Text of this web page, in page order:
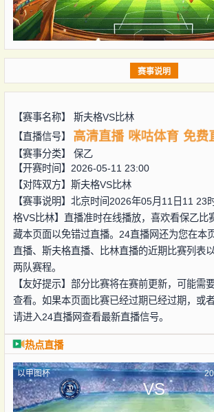
赛事说明
【赛事名称】 斯夫格VS比林
【直播信号】
高清直播 咪咕体育 免费
【赛事分类】 保乙
【开赛时间】2026-05-11 23:00
【对阵双方】 斯夫格VS比林
【赛事说明】北京时间2026年05月11日11 23
格VS比林】直播准时在线播放，喜欢看保乙比
藏本页面以免错过直播。24直播网还为您在本
直播、斯夫格直播、比林直播的近期比赛列表
两队赛程。
【友好提示】部分比赛将在赛前更新，可能需
查看。如果本页面比赛已经过期已经过期，或
请进入24直播网查看最新直播信号。
热点直播
以甲图杯
VS